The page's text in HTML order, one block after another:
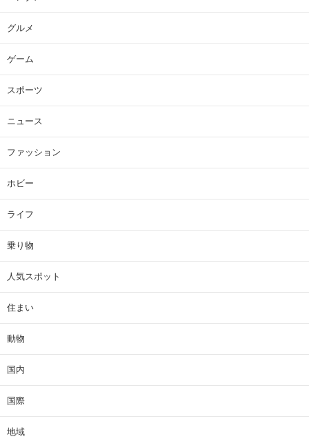
グルメ
ゲーム
スポーツ
ニュース
ファッション
ホビー
ライフ
乗り物
人気スポット
住まい
動物
国内
国際
地域